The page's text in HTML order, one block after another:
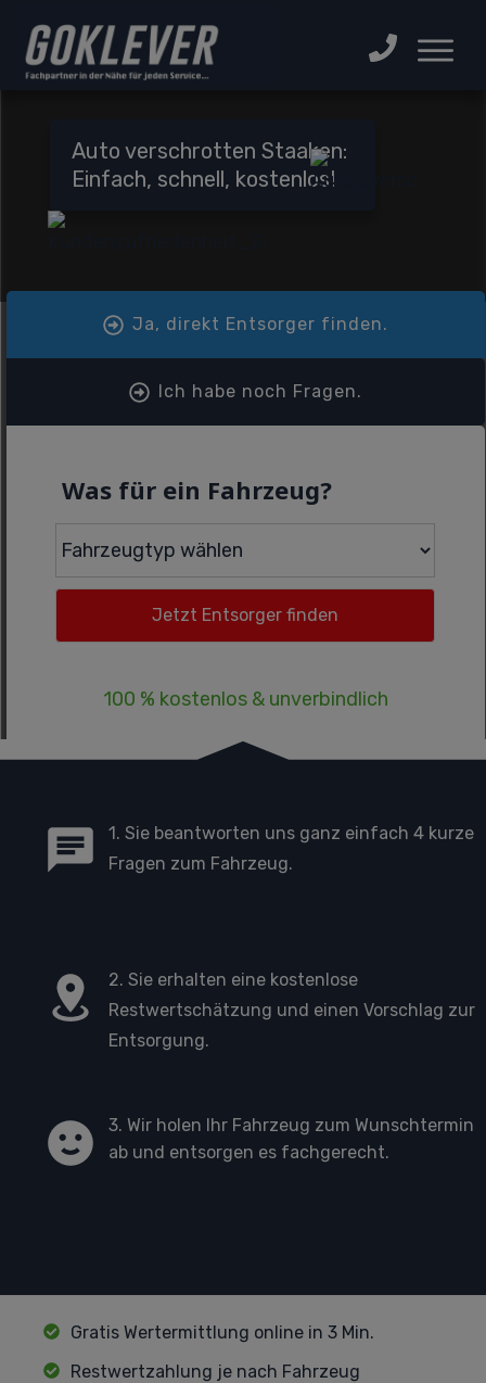
Auto verschrotten Staaken:
Einfach, schnell, kostenlos!
Ja, direkt Entsorger finden.
Ich habe noch Fragen.
Was für ein Fahrzeug?
100 % kostenlos & unverbindlich
1. Sie beantworten uns ganz einfach 4 kurze
Fragen zum Fahrzeug.
2. Sie erhalten eine kostenlose
Restwertschätzung und einen Vorschlag zur
Entsorgung.
3. Wir holen Ihr Fahrzeug zum Wunschtermin
ab und entsorgen es fachgerecht.
Gratis Wertermittlung online in 3 Min.
Restwertzahlung je nach Fahrzeug